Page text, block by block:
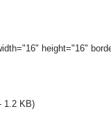
height="16"
1.2 KB)